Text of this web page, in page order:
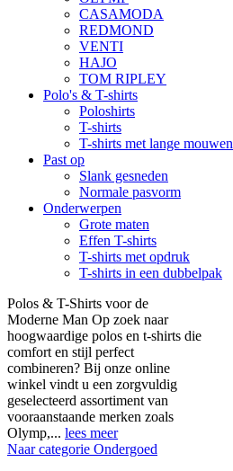
CASAMODA
REDMOND
VENTI
HAJO
TOM RIPLEY
Polo's & T-shirts
Poloshirts
T-shirts
T-shirts met lange mouwen
Past op
Slank gesneden
Normale pasvorm
Onderwerpen
Grote maten
Effen T-shirts
T-shirts met opdruk
T-shirts in een dubbelpak
Polos & T-Shirts voor de
Moderne Man Op zoek naar
hoogwaardige polos en t-shirts die
comfort en stijl perfect
combineren? Bij onze online
winkel vindt u een zorgvuldig
geselecteerd assortiment van
vooraanstaande merken zoals
Olymp,... lees meer
Naar categorie Ondergoed